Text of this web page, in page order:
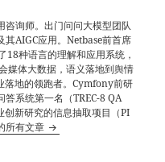
咨询师。出门问问大模型团队
AIGC应用。Netbase前首席
18种语言的理解和应用系统，
媒体大数据，语义落地到舆情
落地的领跑者。Cymfony前研
系统第一名（TREC-8 QA
新研究的信息抽取项目（PI
所有文章